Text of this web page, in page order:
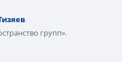
групп».